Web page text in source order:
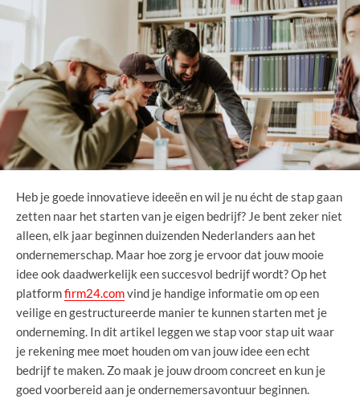
Heb je goede innovatieve ideeën en wil je nu écht de stap gaan
zetten naar het starten van je eigen bedrijf? Je bent zeker niet
alleen, elk jaar beginnen duizenden Nederlanders aan het
ondernemerschap. Maar hoe zorg je ervoor dat jouw mooie
idee ook daadwerkelijk een succesvol bedrijf wordt? Op het
platformfirm24.comvind je handige informatie om op een
veilige en gestructureerde manier te kunnen starten met je
onderneming. In dit artikel leggen we stap voor stap uit waar
je rekening mee moet houden om van jouw idee een echt
bedrijf te maken. Zo maak je jouw droom concreet en kun je
goed voorbereid aan je ondernemersavontuur beginnen.